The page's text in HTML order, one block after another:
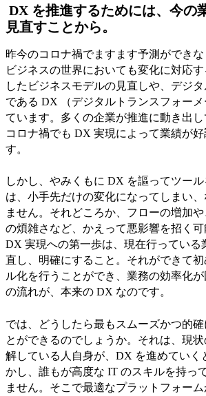
DX を推進するためには、今の
見直すことから。
昨今のコロナ禍でますます予測ができな
ビジネスの世界においても変化に対応
したビジネスモデルの見直しや、デジ
である DX （デジタルトランスフォー
ています。多くの企業が推進に動き出
コロナ禍でも DX 実現によって業績が
す。
しかし、やみくもに DX を謳ってツー
は、小手先だけの変化になってしまい
ません。それどころか、フローの増加
の煩雑さなど、かえって悪影響を招く可
DX 実現への第一歩は、現在行っている
直し、明確にすること。それができて
ル化を行うことができ、業務の効率化
の流れが、本来の DX なのです。
では、どうしたら最もスムーズかつ的
とができるのでしょうか。それは、現
解している人自身が、DX を進めていく
かし、誰もが高度な IT のスキルを持っ
ません。そこで最適なプラットフォーム